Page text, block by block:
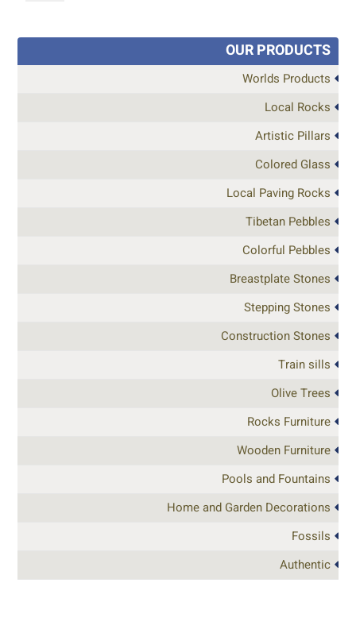
OUR PRODUCTS
Worlds Products
Local Rocks
Artistic Pillars
Colored Glass
Local Paving Rocks
Tibetan Pebbles
Colorful Pebbles
Breastplate Stones
Stepping Stones
Construction Stones
Train sills
Olive Trees
Rocks Furniture
Wooden Furniture
Pools and Fountains
Home and Garden Decorations
Fossils
Authentic